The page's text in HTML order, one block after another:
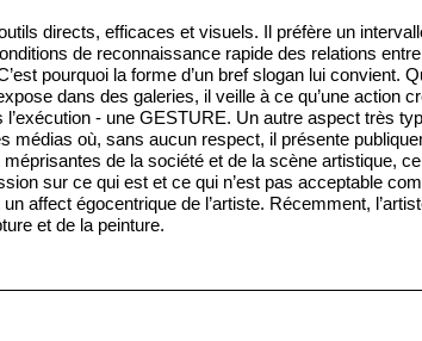
directs, efficaces et visuels. Il préfère un
de reconnaissance rapide des relations
pourquoi la forme d’un bref slogan lui convient.
dans des galeries, il veille à ce qu’une action
- une GESTURE. Un autre aspect très
médias où, sans aucun respect, il présente
de la société et de la scène artistique,
sur ce qui est et ce qui n’est pas acceptable
affect égocentrique de l’artiste. Récemment,
et de la peinture.